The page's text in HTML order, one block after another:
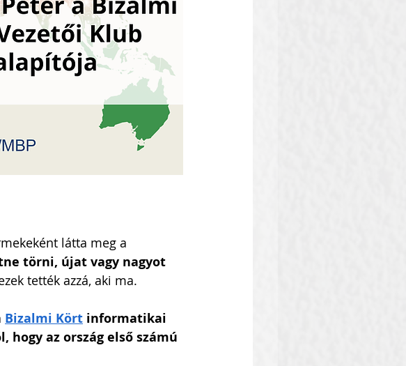
látta meg a
törni, újat vagy nagyot
tették azzá, aki ma.
Bizalmi Kört informatikai
az ország első számú